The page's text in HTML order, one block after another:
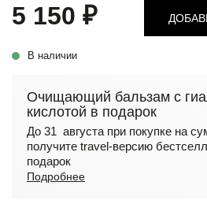
5 150 ₽
В наличии
Очищающий бальзам с
кислотой в подарок
До 31 августа при покупке на
получите travel-версию
подарок
Подробнее